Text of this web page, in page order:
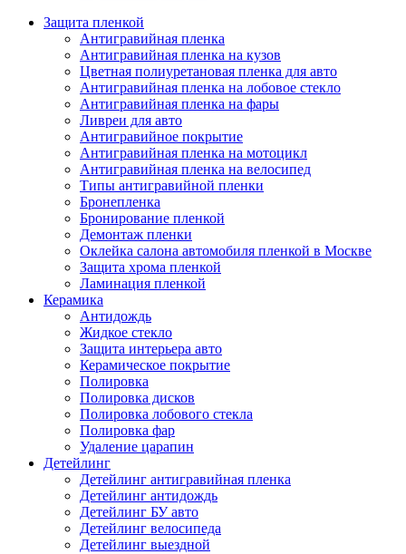
Защита пленкой
Антигравийная пленка
Антигравийная пленка на кузов
Цветная полиуретановая пленка для авто
Антигравийная пленка на лобовое стекло
Антигравийная пленка на фары
Ливреи для авто
Антигравийное покрытие
Антигравийная пленка на мотоцикл
Антигравийная пленка на велосипед
Типы антигравийной пленки
Бронепленка
Бронирование пленкой
Демонтаж пленки
Оклейка салона автомобиля пленкой в Москве
Защита хрома пленкой
Ламинация пленкой
Керамика
Антидождь
Жидкое стекло
Защита интерьера авто
Керамическое покрытие
Полировка
Полировка дисков
Полировка лобового стекла
Полировка фар
Удаление царапин
Детейлинг
Детейлинг антигравийная пленка
Детейлинг антидождь
Детейлинг БУ авто
Детейлинг велосипеда
Детейлинг выездной